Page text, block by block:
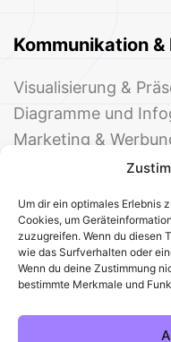
Um dir ein optimales Erlebnis
Cookies, um
zuzugreifen. Wenn du diesen
wie das Surfverhalten oder
Wenn du deine Zustimmung
bestimmte Merkmale und
Kommunikation
Visualisierung &
Diagramme und
Marketing &
Events &
© 2025 Deine
Alle